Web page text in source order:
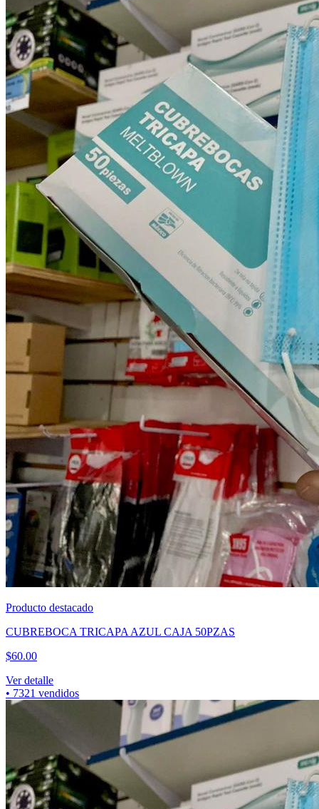
Producto destacado
CUBREBOCA TRICAPA AZUL CAJA 50PZAS
$60.00
Ver detalle
• 7321 vendidos